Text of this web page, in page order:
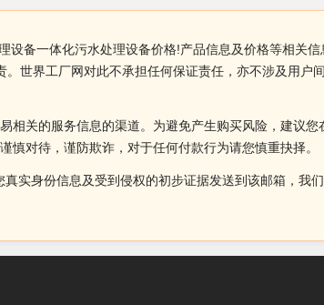
备一体化污水处理设备价格!产品信息及价格等相关
世界工厂网对此不承担任何保证责任，亦不涉及用户
关的服务信息的渠道。为避免产生购买风险，建议您
对待，谨防欺诈，对于任何付款行为请您慎重抉择。
实身份信息及受到侵权的初步证据发送到该邮箱，我